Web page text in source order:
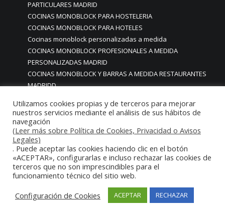
PARTICULARES MADRID
COCINAS MONOBLOCK PARA HOSTELERIA
COCINAS MONOBLOCK PARA HOTELES
Cocinas monoblock personalizadas a medida
COCINAS MONOBLOCK PROFESIONALES A MEDIDA
PERSONALIZADAS MADRID
COCINAS MONOBLOCK Y BARRAS A MEDIDA RESTAURANTES
MADRIDD
COCINAS PARA COMEDORES EMPRESAS
cocinas para comedores escolares
COCINAS PARA FOODTRUCKS FOOD TRUCK
COCINAS PARA HOSTELERÍA O PARA HOGARES
PARTICULARES
COCINAS PARA HOTELES BUFFETS
COCINAS PARA PARTICULARES Y HOSTELERIA
COCINAS PARA RESTAURANTES
COCINAS PARA RESTAURANTES HOTELES EN MADRID
Utilizamos cookies propias y de terceros para mejorar
nuestros servicios mediante el análisis de sus hábitos de
navegación
(Leer más sobre Política de Cookies, Privacidad o Avisos
Legales)
. Puede aceptar las cookies haciendo clic en el botón
«ACEPTAR», configurarlas e incluso rechazar las cookies de
terceros que no son imprescindibles para el
funcionamiento técnico del sitio web.
Configuración de Cookies
ACEPTAR RECHAZAR